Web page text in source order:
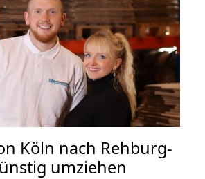
Köln nach Rehburg-
umziehen